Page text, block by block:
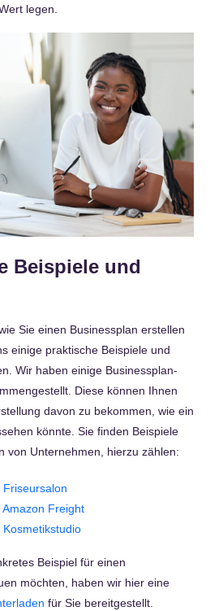
legen.
Beispiele und
Sie einen Businessplan erstellen
einige praktische Beispiele und
Wir haben einige Businessplan-
Diese können Ihnen
davon zu bekommen, wie ein
könnte. Sie finden Beispiele
von Unternehmen, hierzu zählen:
Friseursalon
Freight
Beispiel für einen
möchten, haben wir hier eine
für Sie bereitgestellt.